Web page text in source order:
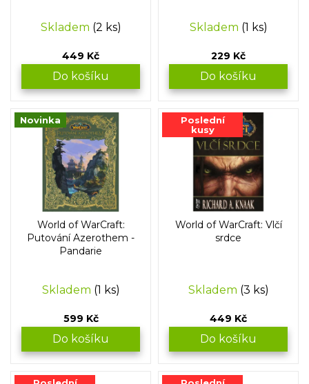
Skladem (2 ks)
449 Kč
Do košíku
Skladem (1 ks)
229 Kč
Do košíku
Novinka
World of WarCraft:
Putování Azerothem -
Pandarie
Skladem (1 ks)
599 Kč
Do košíku
Poslední
kusy
World of WarCraft: Vlčí
srdce
Skladem (3 ks)
449 Kč
Do košíku